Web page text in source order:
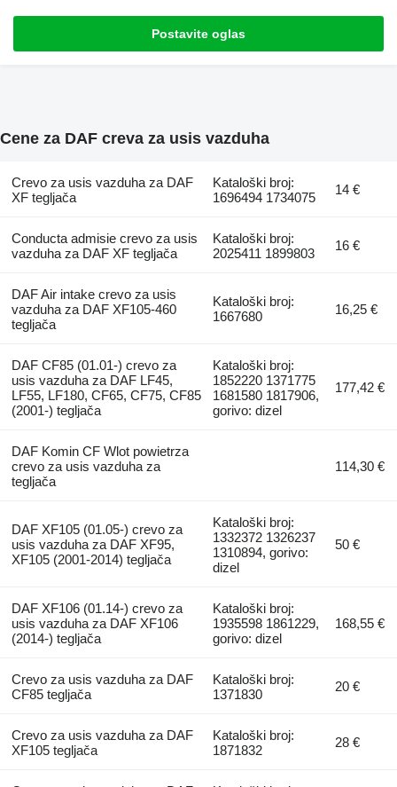
Postavite oglas
Cene za DAF creva za usis vazduha
Crevo za usis vazduha za DAF
XF tegljača
Kataloški broj:
1696494 1734075
14 €
Conducta admisie crevo za usis
vazduha za DAF XF tegljača
Kataloški broj:
2025411 1899803
16 €
DAF Air intake crevo za usis
vazduha za DAF XF105-460
tegljača
Kataloški broj:
1667680
16,25 €
DAF CF85 (01.01-) crevo za
usis vazduha za DAF LF45,
LF55, LF180, CF65, CF75, CF85
(2001-) tegljača
Kataloški broj:
1852220 1371775
1681580 1817906,
gorivo: dizel
177,42 €
DAF Komin CF Wlot powietrza
crevo za usis vazduha za
tegljača
114,30 €
DAF XF105 (01.05-) crevo za
usis vazduha za DAF XF95,
XF105 (2001-2014) tegljača
Kataloški broj:
1332372 1326237
1310894, gorivo:
dizel
50 €
DAF XF106 (01.14-) crevo za
usis vazduha za DAF XF106
(2014-) tegljača
Kataloški broj:
1935598 1861229,
gorivo: dizel
168,55 €
Crevo za usis vazduha za DAF
CF85 tegljača
Kataloški broj:
1371830
20 €
Crevo za usis vazduha za DAF
XF105 tegljača
Kataloški broj:
1871832
28 €